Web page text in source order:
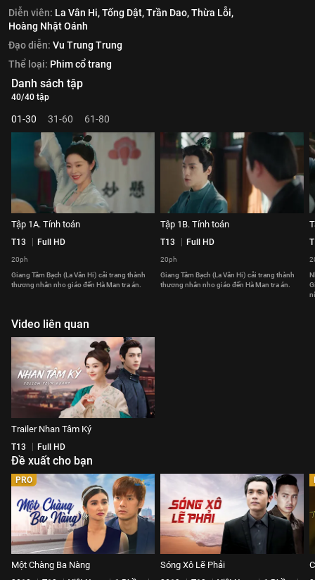
Diễn viên: La Vân Hi,Tống Dật,Trần Dao,Thừa Lỗi,
Hoàng Nhật Oánh
Đạo diễn: Vu Trung Trung
Thể loại: Phim cổ trang
Danh sách tập
40/40 tập
01-30 31-60 61-80
Tập 1A. Tính toán
T13 Full HD
20ph
Giang Tâm Bạch (La Vân Hi) cải trang thành
thương nhân nho giáo đến Hà Man tra án.
Tập 1B. Tính toán
T13 Full HD
20ph
Giang Tâm Bạch (La Vân Hi) cải trang thành
thương nhân nho giáo đến Hà Man tra án.
Video liên quan
Trailer Nhan Tâm Ký
T13 Full HD
Đề xuất cho bạn
PRO
Một Chàng Ba Nàng Sóng Xô Lẽ Phải